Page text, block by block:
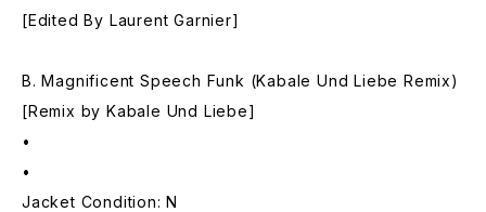
[Edited By Laurent Garnier]
B. Magnificent Speech Funk (Kabale Und Liebe Remix)
[Remix by Kabale Und Liebe]
•
•
Jacket Condition: N